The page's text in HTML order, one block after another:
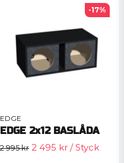
EDGE
EDGE 2x12 BASLÅDA
2 995 kr 2 495 kr / Styck
-17%